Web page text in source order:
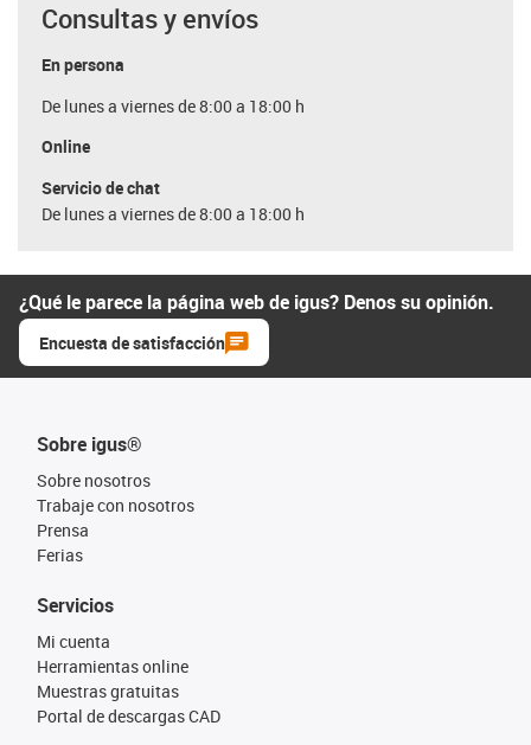
Consultas y envíos
En persona
De lunes a viernes de 8:00 a 18:00 h
Online
Servicio de chat
De lunes a viernes de 8:00 a 18:00 h
¿Qué le parece la página web de igus? Denos su opinión.
Encuesta de satisfacción
Sobre igus®
Sobre nosotros
Trabaje con nosotros
Prensa
Ferias
Servicios
Mi cuenta
Herramientas online
Muestras gratuitas
Portal de descargas CAD